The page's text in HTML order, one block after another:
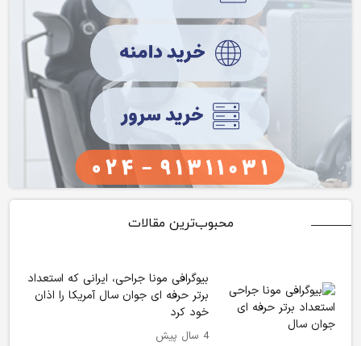
محبوب‌ترین مقالات
بیوگرافی مونا جراحی، ایرانی که استعداد
برتر حرفه ای جوان سال آمریکا را اذان
خود کرد
4 سال پیش